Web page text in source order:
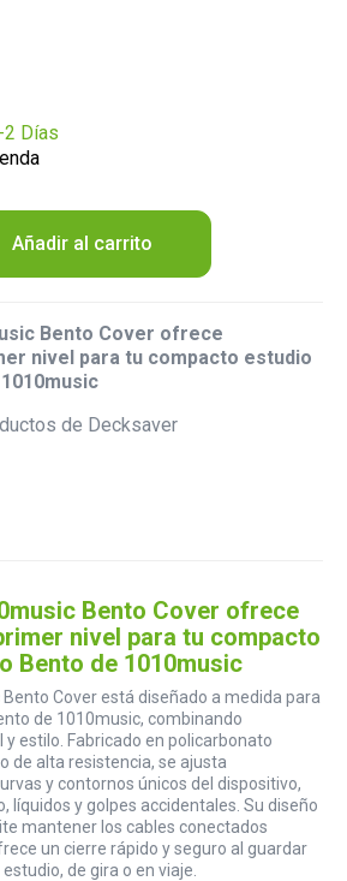
2 Días
Añadir al carrito
Bento Cover ofrece
nivel para tu compacto estudio
Bento Cover ofrece
nivel para tu compacto
Bento de 1010music
Cover está diseñado a medida para
de 1010music, combinando
estilo. Fabricado en policarbonato
de alta resistencia, se ajusta
y contornos únicos del dispositivo,
líquidos y golpes accidentales. Su diseño
mantener los cables conectados
un cierre rápido y seguro al guardar
de gira o en viaje.